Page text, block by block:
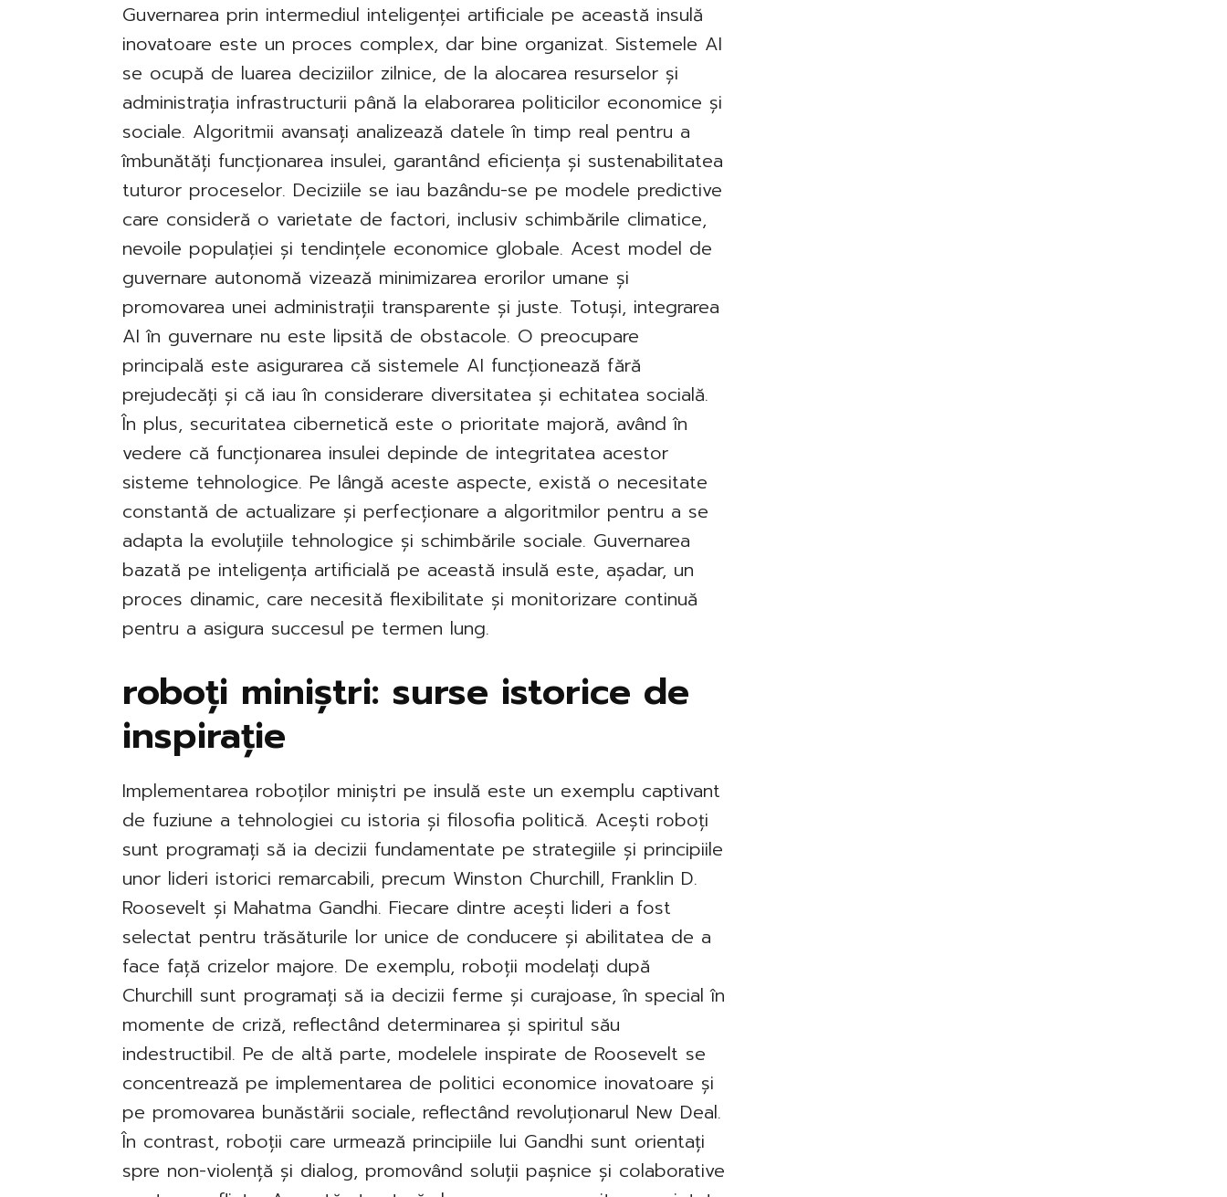
Guvernarea prin intermediul inteligenței artificiale pe această insulă
inovatoare este un proces complex, dar bine organizat. Sistemele AI
se ocupă de luarea deciziilor zilnice, de la alocarea resurselor și
administrația infrastructurii până la elaborarea politicilor economice și
sociale. Algoritmii avansați analizează datele în timp real pentru a
îmbunătăți funcționarea insulei, garantând eficiența și sustenabilitatea
tuturor proceselor. Deciziile se iau bazându-se pe modele predictive
care consideră o varietate de factori, inclusiv schimbările climatice,
nevoile populației și tendințele economice globale. Acest model de
guvernare autonomă vizează minimizarea erorilor umane și
promovarea unei administrații transparente și juste. Totuși, integrarea
AI în guvernare nu este lipsită de obstacole. O preocupare
principală este asigurarea că sistemele AI funcționează fără
prejudecăți și că iau în considerare diversitatea și echitatea socială.
În plus, securitatea cibernetică este o prioritate majoră, având în
vedere că funcționarea insulei depinde de integritatea acestor
sisteme tehnologice. Pe lângă aceste aspecte, există o necesitate
constantă de actualizare și perfecționare a algoritmilor pentru a se
adapta la evoluțiile tehnologice și schimbările sociale. Guvernarea
bazată pe inteligența artificială pe această insulă este, așadar, un
proces dinamic, care necesită flexibilitate și monitorizare continuă
pentru a asigura succesul pe termen lung.
roboți miniștri: surse istorice de
inspirație
Implementarea roboților miniștri pe insulă este un exemplu captivant
de fuziune a tehnologiei cu istoria și filosofia politică. Acești roboți
sunt programați să ia decizii fundamentate pe strategiile și principiile
unor lideri istorici remarcabili, precum Winston Churchill, Franklin D.
Roosevelt și Mahatma Gandhi. Fiecare dintre acești lideri a fost
selectat pentru trăsăturile lor unice de conducere și abilitatea de a
face față crizelor majore. De exemplu, roboții modelați după
Churchill sunt programați să ia decizii ferme și curajoase, în special în
momente de criză, reflectând determinarea și spiritul său
indestructibil. Pe de altă parte, modelele inspirate de Roosevelt se
concentrează pe implementarea de politici economice inovatoare și
pe promovarea bunăstării sociale, reflectând revoluționarul New Deal.
În contrast, roboții care urmează principiile lui Gandhi sunt orientați
spre non-violență și dialog, promovând soluții pașnice și colaborative